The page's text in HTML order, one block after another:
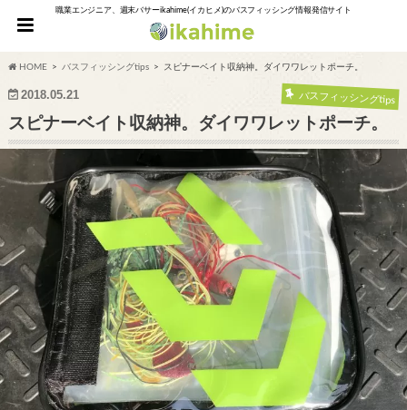
職業エンジニア、週末バサーikahime(イカヒメ)のバスフィッシング情報発信サイト
HOME バスフィッシングtips スピナーベイト収納神。ダイワワレットポーチ。
2018.05.21 バスフィッシングtips
スピナーベイト収納神。ダイワワレットポーチ。